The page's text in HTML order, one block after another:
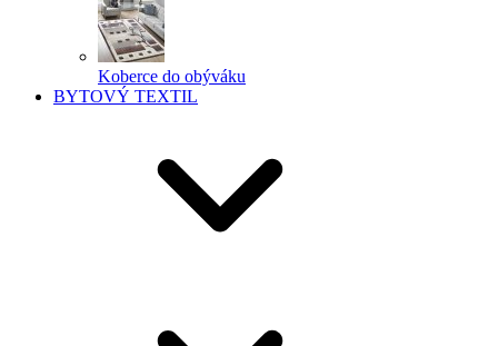
Koberce do obýváku
BYTOVÝ TEXTIL